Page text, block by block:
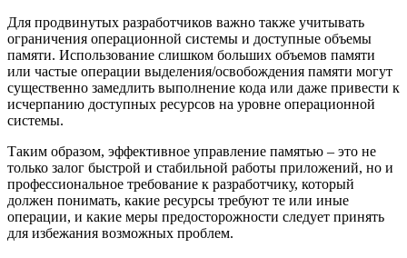
Для продвинутых разработчиков важно также учитывать
ограничения операционной системы и доступные объемы
памяти. Использование слишком больших объемов памяти
или частые операции выделения/освобождения памяти могут
существенно замедлить выполнение кода или даже привести к
исчерпанию доступных ресурсов на уровне операционной
системы.
Таким образом, эффективное управление памятью – это не
только залог быстрой и стабильной работы приложений, но и
профессиональное требование к разработчику, который
должен понимать, какие ресурсы требуют те или иные
операции, и какие меры предосторожности следует принять
для избежания возможных проблем.